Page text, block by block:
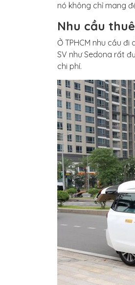
nó không chỉ mang
Nhu cầu
Ở TPHCM nhu cầu
SV như Sedona rất
chi phí.